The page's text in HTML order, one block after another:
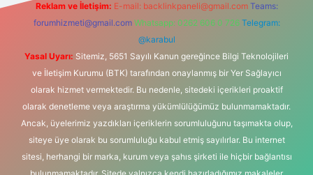
Reklam ve İletişim: E-mail: backlinkpaneli@gmail.com Teams:
forumhizmeti@gmail.com Whatsapp: 0262 606 0 726 Telegram:
@karabul
Yasal Uyarı: Sitemiz, 5651 Sayılı Kanun gereğince Bilgi Teknolojileri
ve İletişim Kurumu (BTK) tarafından onaylanmış bir Yer Sağlayıcı
olarak hizmet vermektedir. Bu nedenle, sitedeki içerikleri proaktif
olarak denetleme veya araştırma yükümlülüğümüz bulunmamaktadır.
Ancak, üyelerimiz yazdıkları içeriklerin sorumluluğunu taşımakta olup,
siteye üye olarak bu sorumluluğu kabul etmiş sayılırlar. Bu internet
sitesi, herhangi bir marka, kurum veya şahıs şirketi ile hiçbir bağlantısı